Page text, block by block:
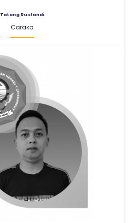
Tatang Rustandi
Caraka